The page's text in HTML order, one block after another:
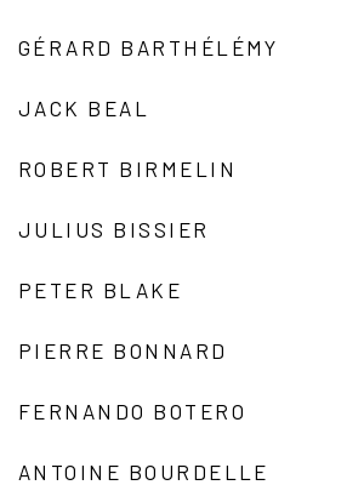
GÉRARD BARTHÉLÉMY
JACK BEAL
ROBERT BIRMELIN
JULIUS BISSIER
PETER BLAKE
PIERRE BONNARD
FERNANDO BOTERO
ANTOINE BOURDELLE